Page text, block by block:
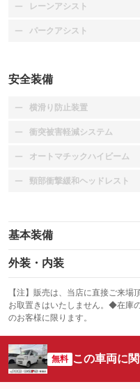
レーンアシスト
：装備なし
パークアシスト
：装備なし
安全装備
横滑り防止装置
：装備なし
衝突被害軽減システム
：装備なし
オートマチックハイビーム
：装備なし
頸部衝撃緩和ヘッドレスト
：装備なし
基本装備
エアバッグ：運転席/助手席
：装備あり
：装備なし
サンルーフ
：装備なし
エアコン
：装備あり
リフトアップ
：装備なし
ダウンヒルアシストコントロ
外装・内装
カーナビ
：装備なし
TV
：装備なし
オーディオ
ビジュアル
：装備なし
【注】販売は、当店に直接ご来
お取置きはいたしません。◆在庫
のお客様に限ります。
無料 この車両に